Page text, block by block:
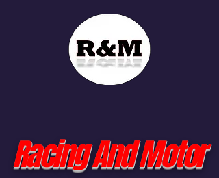
Racing And Motor